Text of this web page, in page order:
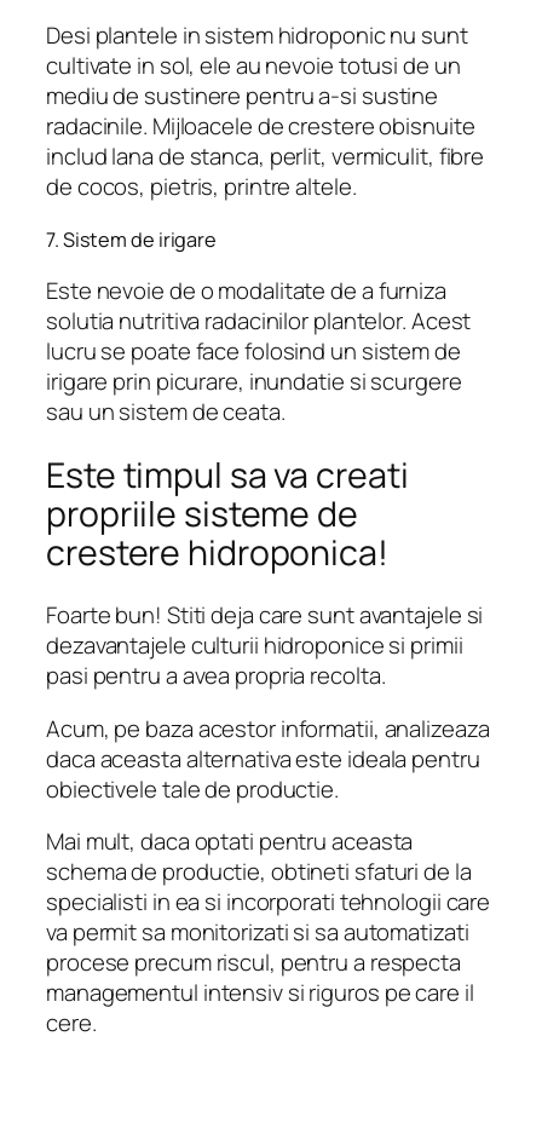
Desi plantele in sistem hidroponic nu sunt
cultivate in sol, ele au nevoie totusi de un
mediu de sustinere pentru a-si sustine
radacinile. Mijloacele de crestere obisnuite
includ lana de stanca, perlit, vermiculit, fibre
de cocos, pietris, printre altele.
7. Sistem de irigare
Este nevoie de o modalitate de a furniza
solutia nutritiva radacinilor plantelor. Acest
lucru se poate face folosind un sistem de
irigare prin picurare, inundatie si scurgere
sau un sistem de ceata.
Este timpul sa va creati
propriile sisteme de
crestere hidroponica!
Foarte bun! Stiti deja care sunt avantajele si
dezavantajele culturii hidroponice si primii
pasi pentru a avea propria recolta.
Acum, pe baza acestor informatii, analizeaza
daca aceasta alternativa este ideala pentru
obiectivele tale de productie.
Mai mult, daca optati pentru aceasta
schema de productie, obtineti sfaturi de la
specialisti in ea si incorporati tehnologii care
va permit sa monitorizati si sa automatizati
procese precum riscul, pentru a respecta
managementul intensiv si riguros pe care il
cere.